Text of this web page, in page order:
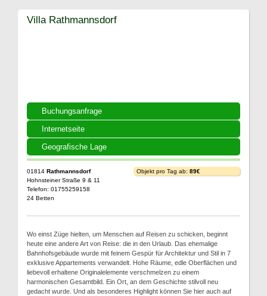
Buchungsanfrage
Internetseite
Geografische Lage
Villa Rathmannsdorf
01814 Rathmannsdorf
Hohnsteiner Straße 9 & 11
Telefon: 01755259158
24 Betten
Objekt pro Tag ab: 89€
Wo einst Züge hielten, um Menschen auf Reisen zu schicken, beginnt
heute eine andere Art von Reise: die in den Urlaub. Das ehemalige
Bahnhofsgebäude wurde mit feinem Gespür für Architektur und Stil in 7
exklusive Appartements verwandelt. Hohe Räume, edle Oberflächen und
liebevoll erhaltene Originalelemente verschmelzen zu einem
harmonischen Gesamtbild. Ein Ort, an dem Geschichte stilvoll neu
gedacht wurde. Und als besonderes Highlight können Sie hier auch auf